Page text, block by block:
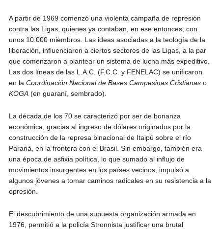
A partir de 1969 comenzó una violenta campaña de represión
contra las Ligas, quienes ya contaban, en ese entonces, con
unos 10.000 miembros. Las ideas asociadas a la teología de la
liberación, influenciaron a ciertos sectores de las Ligas, a la par
que comenzaron a plantear un sistema de lucha más expeditivo.
Las dos líneas de las L.A.C. (F.C.C. y FENELAC) se unificaron
en la Coordinación Nacional de Bases Campesinas Cristianaso
KOGA(en guaraní, sembrado).
La década de los 70 se caracterizó por ser de bonanza
económica, gracias al ingreso de dólares originados por la
construcción de la represa binacional de Itaipú sobre el río
Paraná, en la frontera con el Brasil. Sin embargo, también era
una época de asfixia política, lo que sumado al influjo de
movimientos insurgentes en los países vecinos, impulsó a
algunos jóvenes a tomar caminos radicales en su resistencia a la
opresión.
El descubrimiento de una supuesta organización armada en
1976, permitió a la policía Stronnista justificar una brutal